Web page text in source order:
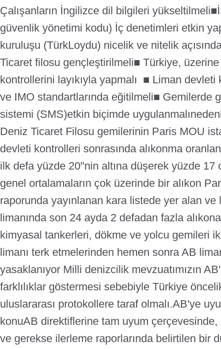
Çalışanların İngilizce dil bilgileri yükseltilmeli
güvenlik yönetimi kodu) İç denetimleri etkin
kuruluşu (TürkLoydu) nicelik ve nitelik
Ticaret filosu gençleştirilmeli■ Türkiye,
kontrollerini layıkıyla yapmalı ■ Liman devleti
ve IMO standartlarında eğitilmeli■ Gemilerde
sistemi (SMS)etkin biçimde uygulanmalı
Deniz Ticaret Filosu gemilerinin Paris MOU
devleti kontrolleri sonrasında alıkonma
ilk defa yüzde 20"nin altına düşerek yüzde 17
genel ortalamaların çok üzerinde bir alıkon
raporunda yayınlanan kara listede yer alan
limanında son 24 ayda 2 defadan fazla
kimyasal tankerleri, dökme ve yolcu gemileri
limanı terk etmelerinden hemen sonra AB
yasaklanıyor Milli denizcilik mevzuatımızın
farklılıklar göstermesi sebebiyle Türkiye
uluslararası protokollere taraf olmalı.AB'ye
konuAB direktiflerine tam uyum çerçevesinde,
ve gerekse ilerleme raporlarında belirtilen bir